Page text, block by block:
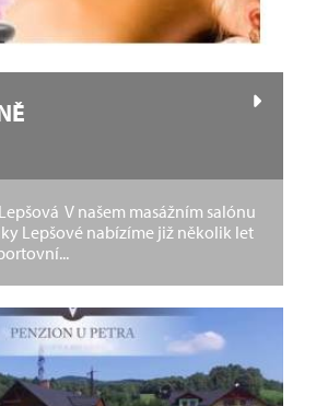
V našem masážním salónu
Lepšové nabízíme již několik let